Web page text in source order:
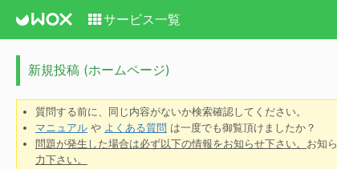
サービス一覧
新規投稿 (ホームページ)
質問する前に、同じ内容がないか検索確認してください。
マニュアルや よくある質問 は一度でも御覧頂けましたか？
問題が発生した場合は必ず以下の情報をお知らせ下さい。 お知
力下さい。